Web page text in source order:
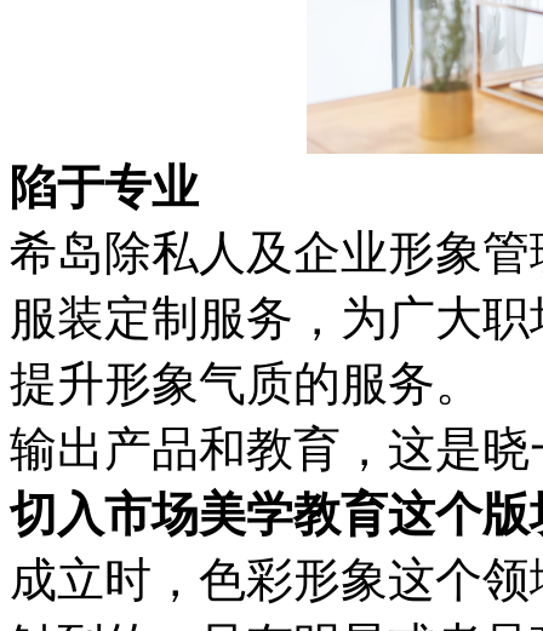
陷于专业
希岛除私人及企业形象
服装定制服务，为广大
提升形象气质的服务。
输出产品和教育，这是
切入市场美学教育这个
成立时，色彩形象这个